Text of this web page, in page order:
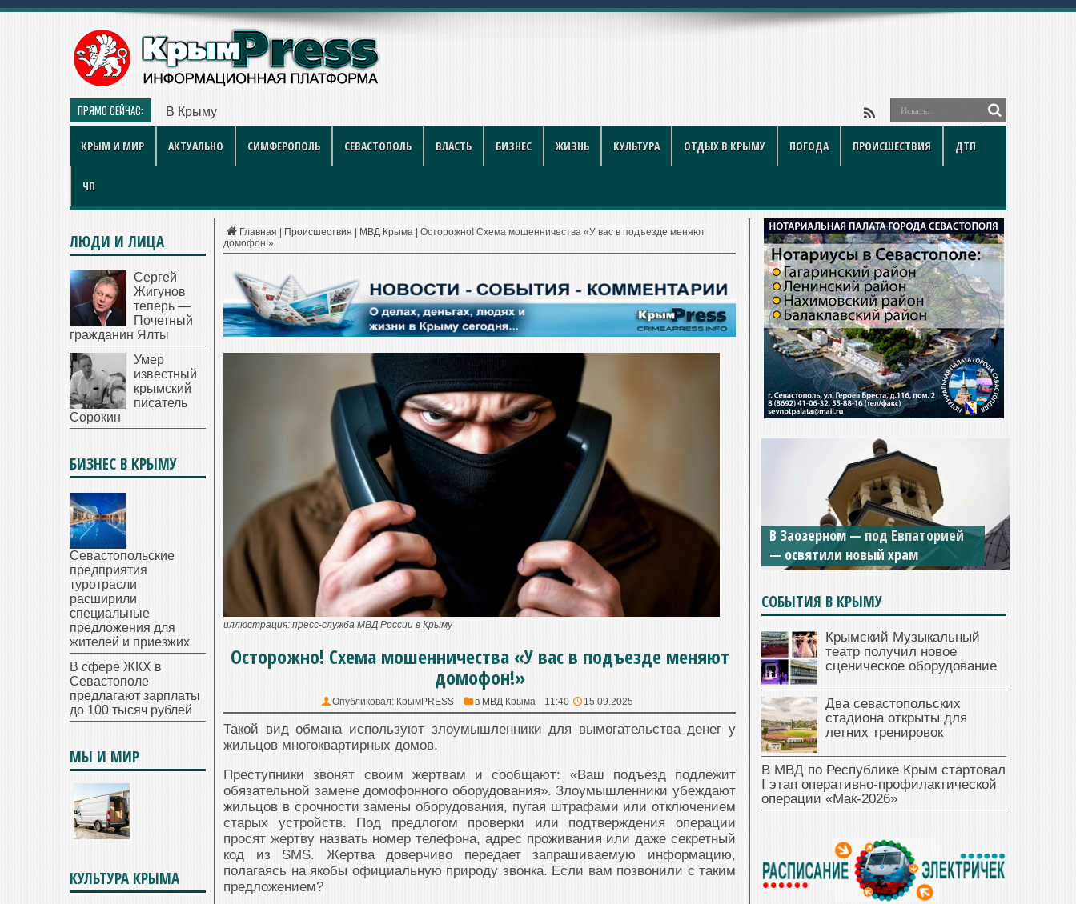
ПРЯМО СЕЙЧАС: В Крыму дизель продают по 119 рублей за литр
КРЫМ И МИР АКТУАЛЬНО СИМФЕРОПОЛЬ СЕВАСТОПОЛЬ ВЛАСТЬ БИЗНЕС ЖИЗНЬ КУЛЬТУРА ОТДЫХ В КРЫМУ ПОГОДА ПРОИСШЕСТВИЯ ДТП
ЧП
Главная Происшествия МВД Крыма
Осторожно! Схема мошенничества «У вас в подъезде меняют
домофон!»
иллюстрация: пресс-служба МВД России в Крыму
Осторожно! Схема мошенничества «У вас в подъезде меняют
домофон!»
Опубликовал: КрымPRESS в МВД Крыма 11:40 15.09.2025
Такой вид обмана используют злоумышленники для вымогательства денег у
жильцов многоквартирных домов.
Преступники звонят своим жертвам и сообщают: «Ваш подъезд подлежит
обязательной замене домофонного оборудования». Злоумышленники убеждают
жильцов в срочности замены оборудования, пугая штрафами или отключением
старых устройств. Под предлогом проверки или подтверждения операции
просят жертву назвать номер телефона, адрес проживания или даже секретный
код из SMS. Жертва доверчиво передает запрашиваемую информацию,
полагаясь на якобы официальную природу звонка. Если вам позвонили с таким
предложением?
ЛЮДИ И ЛИЦА
Сергей
Жигунов
теперь —
Почетный
гражданин Ялты
Умер
известный
крымский
писатель
Сорокин
БИЗНЕС В КРЫМУ
Севастопольские
предприятия
туротрасли
расширили
специальные
предложения для
жителей и приезжих
В сфере ЖКХ в
Севастополе
предлагают зарплаты
до 100 тысяч рублей
МЫ И МИР
КУЛЬТУРА КРЫМА
В Заозерном — под Евпаторией
— освятили новый храм
СОБЫТИЯ В КРЫМУ
Крымский Музыкальный
театр получил новое
сценическое оборудование
Два севастопольских
стадиона открыты для
летних тренировок
В МВД по Республике Крым стартовал
I этап оперативно‑профилактической
операции «Мак‑2026»